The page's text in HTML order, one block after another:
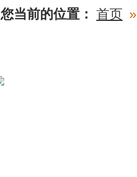
您当前的位置： 首页 »